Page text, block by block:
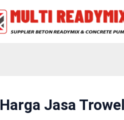
Harga Jasa